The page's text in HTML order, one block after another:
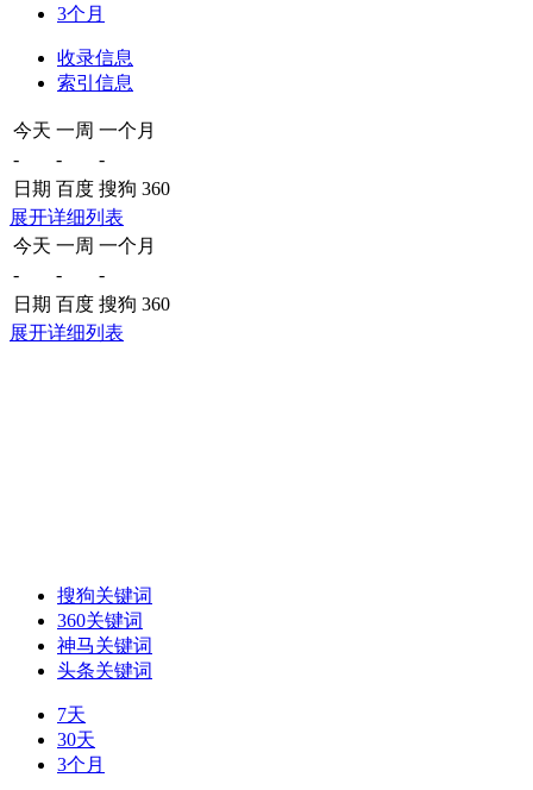
3个月
收录信息
索引信息
今天 一周 一个月
-
-
-
日期 百度 搜狗 360
展开详细列表
今天 一周 一个月
-
-
-
日期 百度 搜狗 360
展开详细列表
搜狗关键词
360关键词
神马关键词
头条关键词
7天
30天
3个月